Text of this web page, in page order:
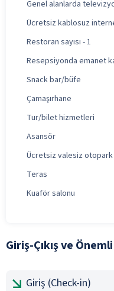
Genel alanlarda
Ücretsiz kablosuz
Restoran sayısı - 1
Resepsiyonda emanet
Snack bar/büfe
Çamaşırhane
Tur/bilet hizmetleri
Asansör
Ücretsiz valesiz otopark
Teras
Kuaför salonu
Giriş-Çıkış ve
Giriş (Check-in)